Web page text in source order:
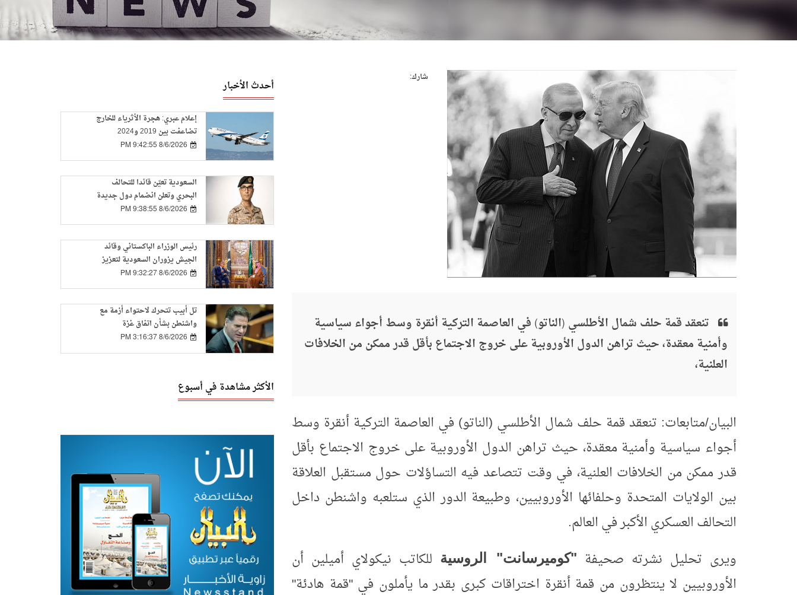
شارك:
تنعقد قمة حلف شمال الأطلسي (الناتو) في العاصمة التركية أنقرة وسط أجواء سياسية
وأمنية معقدة، حيث تراهن الدول الأوروبية على خروج الاجتماع بأقل قدر ممكن من الخلافات
العلنية،
البيان/متابعات: تنعقد قمة حلف شمال الأطلسي (الناتو) في العاصمة التركية أنقرة وسط
أجواء سياسية وأمنية معقدة، حيث تراهن الدول الأوروبية على خروج الاجتماع بأقل
قدر ممكن من الخلافات العلنية، في وقت تتصاعد فيه التساؤلات حول مستقبل العلاقة
بين الولايات المتحدة وحلفائها الأوروبيين، وطبيعة الدور الذي ستلعبه واشنطن داخل
التحالف العسكري الأكبر في العالم.
ويرى تحليل نشرته صحيفة "كوميرسانت" الروسية للكاتب نيكولاي أميلين أن
الأوروبيين لا ينتظرون من قمة أنقرة اختراقات كبرى بقدر ما يأملون في "قمة هادئة"
أحدث الأخبار
إعلام عبري: هجرة الأثرياء للخارج
تضاعفت بين 2019 و2024
8/6/2026 9:42:55 PM
السعودية تعيّن قائدا للتحالف
البحري وتعلن انضمام دول جديدة
8/6/2026 9:38:55 PM
رئيس الوزراء الباكستاني وقائد
الجيش يزوران السعودية لتعزيز
التعاون بين الدولتين
8/6/2026 9:32:27 PM
تل أبيب تتحرك لاحتواء أزمة مع
واشنطن بشأن اتفاق غزة
8/6/2026 3:16:37 PM
الأكثر مشاهدة في أسبوع